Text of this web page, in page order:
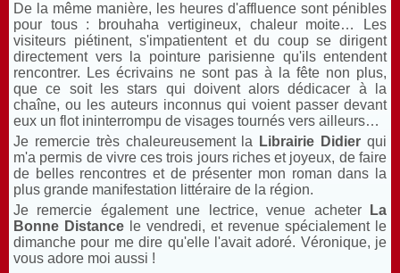
De la même manière, les heures d'affluence sont pénibles
pour tous : brouhaha vertigineux, chaleur moite… Les
visiteurs piétinent, s'impatientent et du coup se dirigent
directement vers la pointure parisienne qu'ils entendent
rencontrer. Les écrivains ne sont pas à la fête non plus,
que ce soit les stars qui doivent alors dédicacer à la
chaîne, ou les auteurs inconnus qui voient passer devant
eux un flot ininterrompu de visages tournés vers ailleurs…
Je remercie très chaleureusement la
Librairie Didier qui
m'a permis de vivre ces trois jours riches et joyeux, de faire
de belles rencontres et de présenter mon roman dans la
plus grande manifestation littéraire de la région.
Je remercie également une lectrice, venue acheter
La
Bonne Distance le vendredi, et revenue spécialement le
dimanche pour me dire qu'elle l'avait adoré. Véronique, je
vous adore moi aussi !